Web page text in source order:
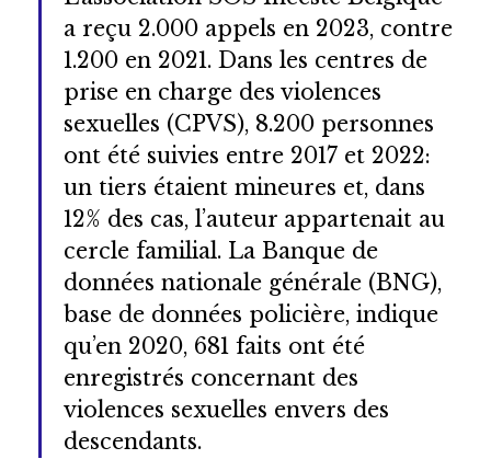
a reçu 2.000 appels en 2023, contre
1.200 en 2021. Dans les centres de
prise en charge des violences
sexuelles (CPVS), 8.200 personnes
ont été suivies entre 2017 et 2022:
un tiers étaient mineures et, dans
12% des cas, l’auteur appartenait au
cercle familial. La Banque de
données nationale générale (BNG),
base de données policière, indique
qu’en 2020, 681 faits ont été
enregistrés concernant des
violences sexuelles envers des
descendants.